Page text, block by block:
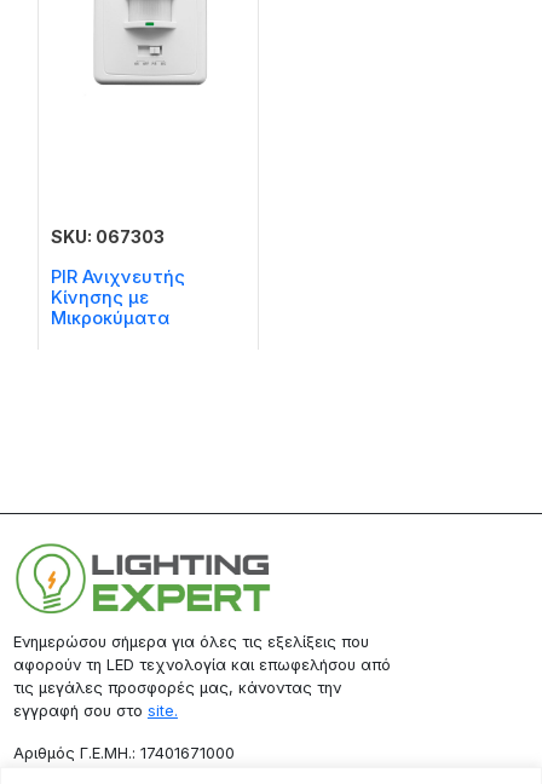
SKU: 067303
PIR Ανιχνευτής
Κίνησης με
Μικροκύματα
Ενημερώσου σήμερα για όλες τις εξελίξεις που
αφορούν τη LED τεχνολογία και επωφελήσου από
τις μεγάλες προσφορές μας, κάνοντας την
εγγραφή σου στο site.
Aριθμός Γ.Ε.ΜΗ.: 17401671000